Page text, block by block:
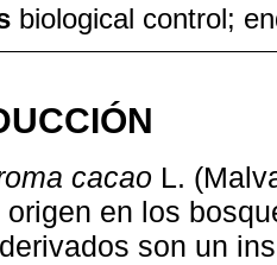
biological control;
cacao L.
origen en los
son un